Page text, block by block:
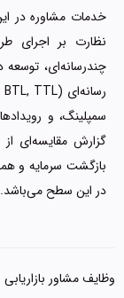
خدمات مشاوره در
نظارت بر اجرای
چندرسانه‌ای،
سمپلینگ، و
گزارش مقایسه‌ای
بازگشت سرمایه و
در این سطح می‌باشد.
وظایف مشاور بازاریابی